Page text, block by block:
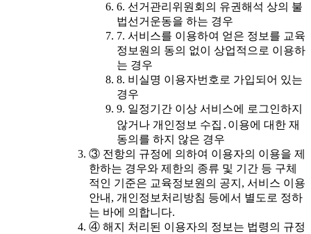
6. 선거관리위원회의 유권해석 상의 불
법선거운동을 하는 경우
7. 서비스를 이용하여 얻은 정보를 교육
정보원의 동의 없이 상업적으로 이용하
는 경우
8. 비실명 이용자번호로 가입되어 있는
경우
9. 일정기간 이상 서비스에 로그인하지
않거나 개인정보 수집․이용에 대한 재
동의를 하지 않은 경우
③ 전항의 규정에 의하여 이용자의 이용을 제
한하는 경우와 제한의 종류 및 기간 등 구체
적인 기준은 교육정보원의 공지, 서비스 이용
안내, 개인정보처리방침 등에서 별도로 정하
는 바에 의합니다.
④ 해지 처리된 이용자의 정보는 법령의 규정